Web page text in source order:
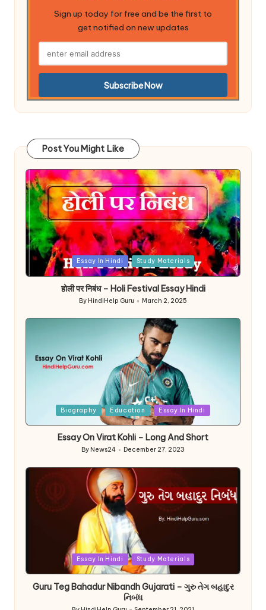
Sign up today for free and be the first to
get notified on new updates
Post You Might Like
Posted
Essay In Hindi Study Materials
होली पर निबंध – Holi Festival Essay Hindi
Posted
by
By HindiHelp Guru March 2, 2025
Biography Education Essay In Hindi
Essay On Virat Kohli – Long And Short
Posted
By News24 December 27, 2023
Essay In Hindi Study Materials
Guru Teg Bahadur Nibandh Gujarati – ગુરુ તેગ બહાદુર
નિબંધ